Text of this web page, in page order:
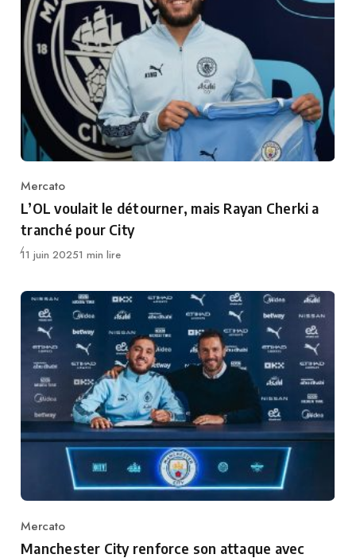
Category
Mercato
L’OL voulait le détourner, mais Rayan Cherki a
tranché pour City
Publié
11 juin 20251 min lire
Category
Mercato
Manchester City renforce son attaque avec